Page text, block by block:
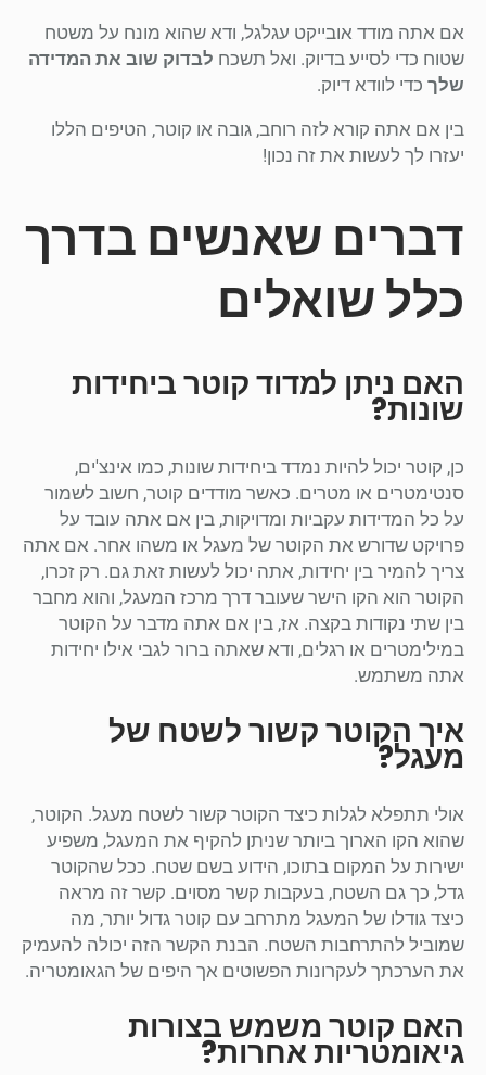
אם אתה מודד אובייקט עגלגל, ודא שהוא מונח על משטח
שטוח כדי לסייע בדיוק. ואל תשכח לבדוק שוב את המדידה
שלך כדי לוודא דיוק.
בין אם אתה קורא לזה רוחב, גובה או קוטר, הטיפים הללו
יעזרו לך לעשות את זה נכון!
דברים שאנשים בדרך
כלל שואלים
האם ניתן למדוד קוטר ביחידות
שונות?
כן, קוטר יכול להיות נמדד ביחידות שונות, כמו אינצ'ים,
סנטימטרים או מטרים. כאשר מודדים קוטר, חשוב לשמור
על כל המדידות עקביות ומדויקות, בין אם אתה עובד על
פרויקט שדורש את הקוטר של מעגל או משהו אחר. אם אתה
צריך להמיר בין יחידות, אתה יכול לעשות זאת גם. רק זכרו,
הקוטר הוא הקו הישר שעובר דרך מרכז המעגל, והוא מחבר
בין שתי נקודות בקצה. אז, בין אם אתה מדבר על הקוטר
במילימטרים או רגלים, ודא שאתה ברור לגבי אילו יחידות
אתה משתמש.
איך הקוטר קשור לשטח של
מעגל?
אולי תתפלא לגלות כיצד הקוטר קשור לשטח מעגל. הקוטר,
שהוא הקו הארוך ביותר שניתן להקיף את המעגל, משפיע
ישירות על המקום בתוכו, הידוע בשם שטח. ככל שהקוטר
גדל, כך גם השטח, בעקבות קשר מסוים. קשר זה מראה
כיצד גודלו של המעגל מתרחב עם קוטר גדול יותר, מה
שמוביל להתרחבות השטח. הבנת הקשר הזה יכולה להעמיק
את הערכתך לעקרונות הפשוטים אך היפים של הגאומטריה.
האם קוטר משמש בצורות
גיאומטריות אחרות?